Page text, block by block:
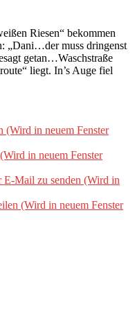
Riesen“ bekommen
„Dani…der muss dringenst
getan…Waschstraße
liegt. In’s Auge fiel
(Wird in neuem Fenster
in neuem Fenster
Mail zu senden (Wird in
(Wird in neuem Fenster